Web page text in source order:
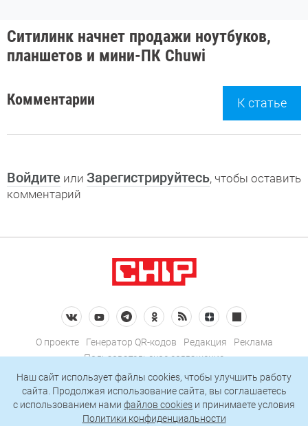
Ситилинк начнет продажи ноутбуков,
планшетов и мини-ПК Chuwi
Комментарии К статье
Войдите или Зарегистрируйтесь, чтобы оставить
комментарий
О проекте Генератор QR-кодов Редакция
Реклама
Пользовательское соглашение
Политика конфиденциальности
Подписаться на рассылку
Наш сайт использует файлы cookies, чтобы улучшить работу
сайта. Продолжая использование сайта, вы соглашаетесь
c использованием нами файлов cookies и принимаете условия
Политики конфиденциальности